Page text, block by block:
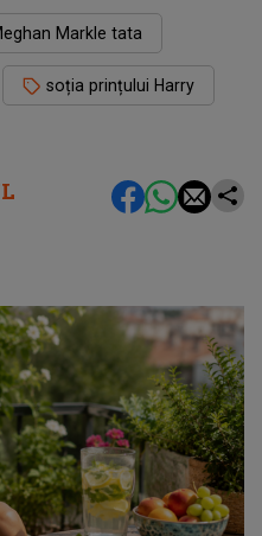
Markle tata
soția prințului Harry